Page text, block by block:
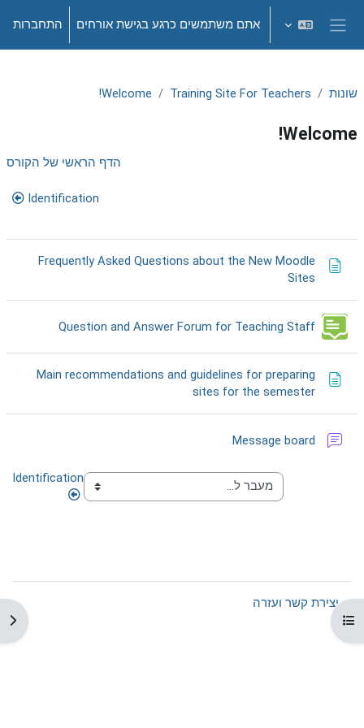
חלון סקירה צדדי
אתם משתמשים כרגע בגישת אורחים התחברות
רשימת הנושאים בקורס
שונות Training Site For Teachers
Welcome!
Welcome!
הדף הראשי של הקורס
Identification
Frequently Asked Questions about the New Moodle
Sitesדף תוכן מעוצב
Question and Answer Forum for Teaching Staff
Forum
Main recommendations and guidelines for preparing
sites for the semesterדף תוכן מעוצב
Message board
Identification
יצירת קשר ועזרה